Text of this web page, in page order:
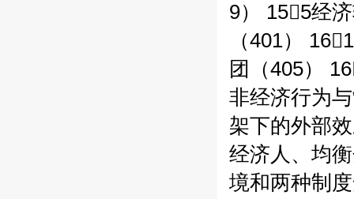
9） 155经
（401）
团（405）
非经济行为
架下的外部
经济人、均
境和两种制